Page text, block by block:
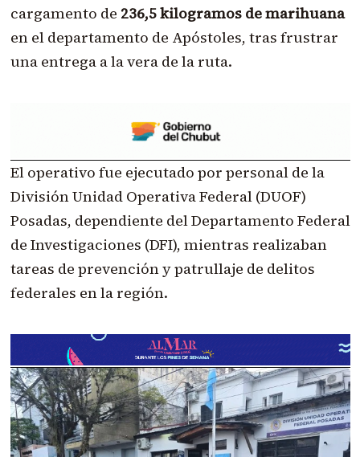
cargamento de 236,5 kilogramos de marihuana
en el departamento de Apóstoles, tras frustrar
una entrega a la vera de la ruta.
El operativo fue ejecutado por personal de la
División Unidad Operativa Federal (DUOF)
Posadas, dependiente del Departamento Federal
de Investigaciones (DFI), mientras realizaban
tareas de prevención y patrullaje de delitos
federales en la región.